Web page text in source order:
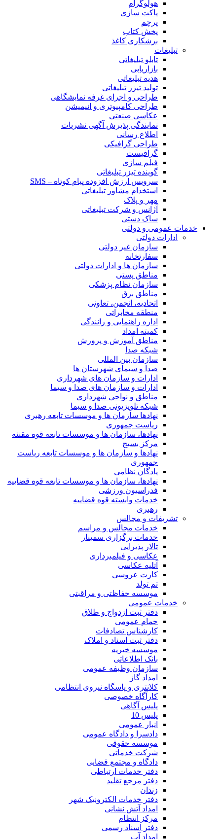
هولوگرام
پاکت سازی
پرچم
پخش کتاب
برشکاری کاغذ
تبلیغات
تابلو تبلیغاتی
بازاریابی
هدیه تبلیغاتی
تولید تیزر تبلیغاتی
طراحی و اجرای غرفه نمایشگاهی
طراحی کامپیوتری و انیمیشن
عکاسی صنعتی
نمایندگی پذیرش آگهی نشریات
اطلاع رسانی
طراحی گرافیکی
گرافیست
فیلم سازی
گوینده تیزر تبلیغاتی
سرویس ارزش افزوده پیام کوتاه – SMS
استخدام مشاور تبلیغاتی
مهر و پلاک
آژانس و شرکت تبلیغاتی
ساک دستی
خدمات عمومی و دولتی
ادارات دولتی
سازمان غیر دولتی
سفارتخانه
سازمان ها و ادارات دولتی
مناطق پستی
سازمان نظام پزشکی
مناطق برق
اتحادیه، انجمن، تعاونی
منطقه مخابراتی
اداره راهنمایی و رانندگی
کمیته امداد
مناطق آموزش و پرورش
شبکه صدا
سازمان بین المللی
صدا و سیمای شهرستان ها
ادارات و سازمان های شهرداری
ادارات و سازمان های صدا و سیما
مناطق و نواحی شهرداری
شبکه تلویزیونی صدا و سیما
نهادها سازمان ها و موسسات تابعه رهبری
ریاست جمهوری
نهادها، سازمان ها و موسسات تابعه قوه مقننه
مرکز بسیج
نهادها و سازمان ها و موسسات تابعه ریاست
جمهوری
پادگان نظامی
نهادها، سازمان ها و موسسات تابعه قوه قضاییه
فدراسیون ورزشی
خدمات وابسته قوه قضاییه
رهبری
تشریفات و مجالس
خدمات مجالس و مراسم
خدمات برگزاری سمینار
تالار پذیرایی
عکاسی و فیلمبرداری
آتلیه عکاسی
کارت عروسی
تم تولد
موسسه حفاظتی و مراقبتی
خدمات عمومی
دفتر ثبت ازدواج و طلاق
حمام عمومی
کارشناس تصادفات
دفتر ثبت اسناد و املاک
موسسه خیریه
بانک اطلاعاتی
سازمان وظیفه عمومی
امداد گاز
کلانتری و پاسگاه نیروی انتظامی
کارآگاه خصوصی
پلیس آگاهی
پلیس 10
انبار عمومی
دادسرا و دادگاه عمومی
موسسه حقوقی
شرکت خدماتی
دادگاه و مجتمع قضایی
دفتر خدمات ارتباطی
دفتر مرجع تقلید
زندان
دفتر خدمات الکترونیک شهر
امداد آتش نشانی
مرکز انتظام
دفتر اسناد رسمی
امداد آب